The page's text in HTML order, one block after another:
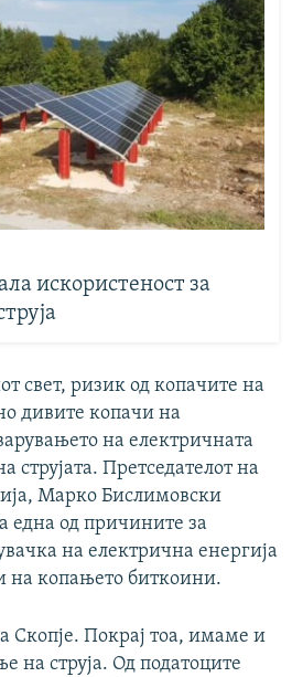
искористеност за
свет, ризик од копачите на
дивите копачи на
на електричната
Претседателот на
Марко Бислимовски
една од причините за
на електрична енергија
на копањето биткоини.
Скопје. Покрај тоа, имаме и
на струја. Од податоците